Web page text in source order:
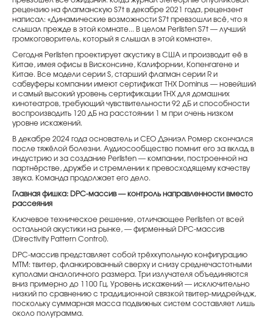
рецензию на флагманскую S7t в декабре 2021 года, рецензент
написал: «Динамические возможности S7t превзошли всё, что я
слышал прежде в этой комнате... В целом Perlisten S7t — лучший
громкоговоритель, который я слышал в этой комнате».
Сегодня Perlisten проектирует акустику в США и производит её в
Китае, имея офисы в Висконсине, Калифорнии, Копенгагене и
Китае. Все модели серии S, старший флагман серии R и
сабвуферы компании имеют сертификат THX Dominus — новейший
и самый высокий уровень сертификации THX для домашних
кинотеатров, требующий чувствительности 92 дБ и способности
воспроизводить 120 дБ на расстоянии 1 м при очень низком
уровне искажений.
В декабре 2024 года основатель и CEO Дэниэл Ромер скончался
после тяжёлой болезни. Аудиосообщество помнит его за вклад в
индустрию и за создание Perlisten — компании, построенной на
партнёрстве, дружбе и стремлении к превосходящему качеству
звука. Команда продолжает его дело.
Главная фишка: DPC-массив — контроль направленности вместо
рассеяния
Ключевое техническое решение, отличающее Perlisten от всей
остальной акустики на рынке, — фирменный DPC-массив
(Directivity Pattern Control).
DPC-массив представляет собой трёхкупольную конфигурацию
MTM: твитер, фланкированный сверху и снизу среднечастотными
куполами аналогичного размера. Три излучателя объединяются
вниз примерно до 1100 Гц. Уровень искажений — исключительно
низкий по сравнению с традиционной связкой твитер-мидрейндж,
поскольку суммарная масса подвижных систем составляет лишь
около полуграмма.